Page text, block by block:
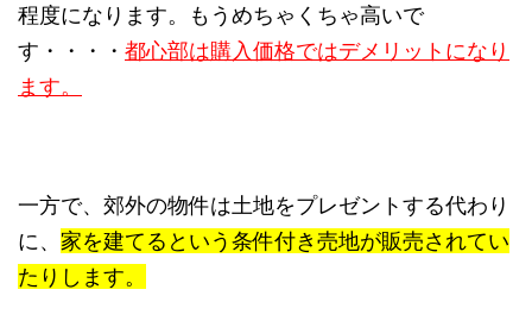
程度になります。もうめちゃくちゃ高いで
す・・・・ 都心部は購入価格ではデメリットになり
ます。
一方で、 郊外の物件は土地をプレゼントする代わり
に、 家を建てるという条件付き売地が販売されてい
たりします。